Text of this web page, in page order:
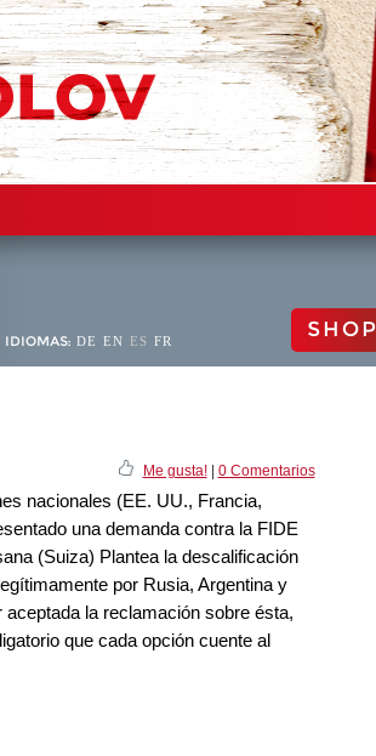
IDIOMAS: DE EN ES FR SHOP
Me gusta!| 0 Comentarios
nacionales (EE. UU., Francia,
una demanda contra la FIDE
(Suiza) Plantea la descalificación
por Rusia, Argentina y
la reclamación sobre ésta,
que cada opción cuente al